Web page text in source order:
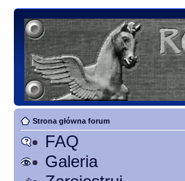
Strona główna forum
FAQ
Galeria